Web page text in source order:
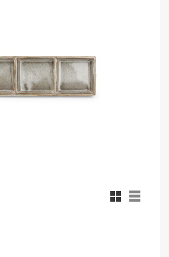
Rutnätsvy
Listvy